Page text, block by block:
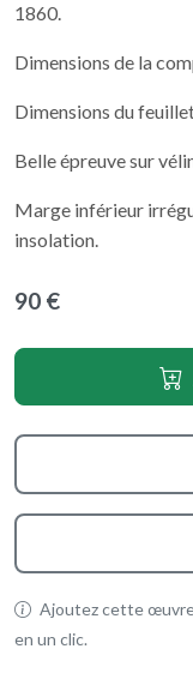
1860.
Dimensions de la
Dimensions du
Belle épreuve sur
Marge inférieur
insolation.
90 €
Ajoutez cette
en un clic.